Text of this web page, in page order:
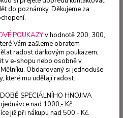
-
cena za kus v 3-
do poznámky. Děkujeme za
POUKAZYv hodnotě 200, 300,
Vám zašleme obratem
radost dárkovým poukazem,
v e-shopu nebo osobně v
Obdarovaný si jednoduše
které mu udělají radost.
SPECIÁLNÍHO HNOJIVA
nad 1000,- Kč
již při nákupu nad 500,- Kč.